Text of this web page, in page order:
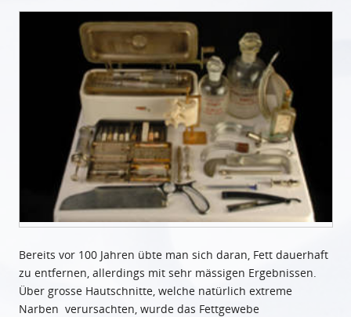
Bereits vor 100 Jahren übte man sich daran, Fett dauerhaft
zu entfernen, allerdings mit sehr mässigen Ergebnissen.
Über grosse Hautschnitte, welche natürlich extreme
Narben verursachten, wurde das Fettgewebe